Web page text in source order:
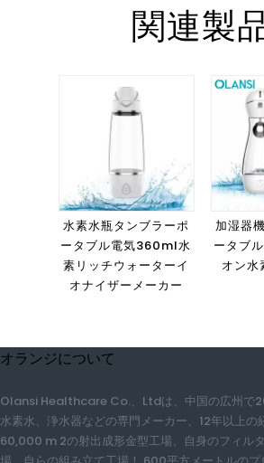
関連製
水素水瓶タンブラーポ
ータブル電気360ml水
素リッチウォーターイ
オナイザーメーカー
加湿器
ータブ
オン水
Olansi Healthcare Co.、Ltdは、中国の広州で